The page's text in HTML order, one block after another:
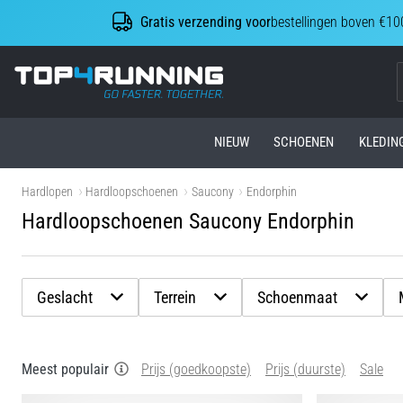
Gratis verzending voorbestellingen boven
Top4Running.be
NIEUW SCHOENEN
Hardlopen Hardloopschoenen Saucony Endorphin
Hardloopschoenen Saucony Endorphin
Geslacht Terrein Schoenmaat
Meest populair Prijs (goedkoopste) Prijs (duurste) Sale